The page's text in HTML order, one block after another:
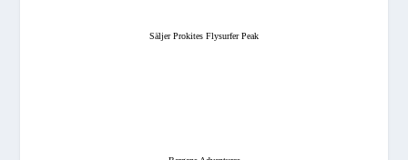
Säljer Prokites Flysurfer Peak